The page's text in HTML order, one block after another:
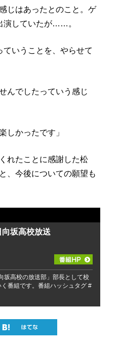
じはあったとのこと。ゲ
演していたが……。
ていうことを、やらせて
んでしたっていう感じ
しかったです」
れたことに感謝した松
、今後についての願望も
坂高校放送
坂高校の放送部」部長として校
番組です。番組ハッシュタグ #